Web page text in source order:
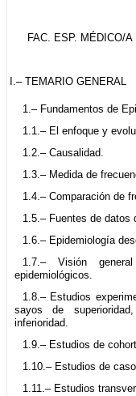
FAC. ESP. MÉDICO/
I.– TEMARIO GENERAL
1.– Fundamentos de
1.1.– El enfoque y
1.2.– Causalidad.
1.3.– Medida de
1.4.– Comparación de
1.5.– Fuentes de datos
1.6.– Epidemiología
1.7.– Visión
epidemiológicos.
1.8.– Estudios
sayos de
inferioridad.
1.9.– Estudios de
1.10.– Estudios de
1.11.– Estudios